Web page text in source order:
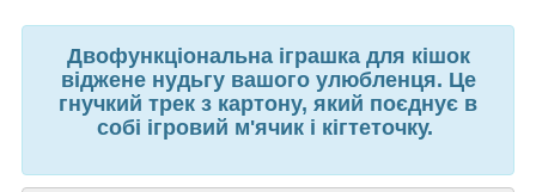
Двофункціональна іграшка для кішок
віджене нудьгу вашого улюбленця. Це
гнучкий трек з картону, який поєднує в
собі ігровий м'ячик і кігтеточку.